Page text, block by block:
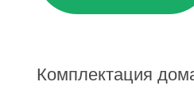
[ наши соцсети ]
Комплектация